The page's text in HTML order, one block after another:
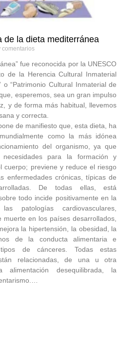
de la dieta mediterránea
comentarios
fue reconocida por la UNESCO
de la Herencia Cultural Inmaterial
o “Patrimonio Cultural Inmaterial de
esperemos, sea un gran impulso
y de forma más habitual, llevemos
y correcta.
de manifiesto que, esta dieta, ha
como la más idónea
del organismo, ya que
para la formación y
cuerpo; previene y reduce el riesgo
enfermedades crónicas, típicas de
De todas ellas, está
todo incide positivamente en la
patologías cardiovasculares,
muerte en los países desarrollados,
la hipertensión, la obesidad, la
de la conducta alimentaria e
de cánceres. Todas estas
relacionadas, de una u otra
desequilibrada, la